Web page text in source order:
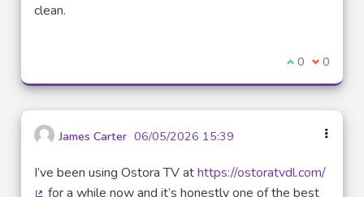
clean.
Je suis
0 Je ne
0
James Carter 06/05/2026 15:39
I’ve been using Ostora TV athttps://ostoratvdl.com/
for a while now and it’s honestly one of the best